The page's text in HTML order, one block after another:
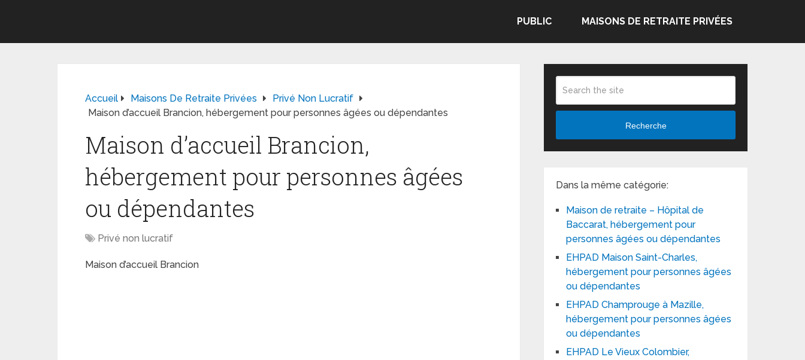
PUBLIC MAISONS DE RETRAITE PRIVÉES
Accueil Maisons De Retraite Privées
Privé Non Lucratif
Maison d’accueil Brancion, hébergement pour personnes âgées ou dépendantes
Maison d’accueil Brancion,
hébergement pour personnes âgées
ou dépendantes
Privé non lucratif
Maison d’accueil Brancion
Recherche
Dans la même catégorie:
Maison de retraite – Hôpital de
Baccarat, hébergement pour
personnes âgées ou dépendantes
EHPAD Maison Saint-Charles,
hébergement pour personnes âgées
ou dépendantes
EHPAD Champrouge à Mazille,
hébergement pour personnes âgées
ou dépendantes
EHPAD Le Vieux Colombier,